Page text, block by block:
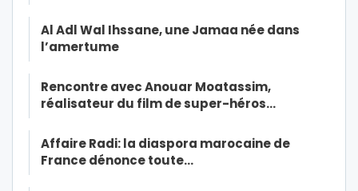
Al Adl Wal Ihssane, une Jamaa née dans
l’amertume
Rencontre avec Anouar Moatassim,
réalisateur du film de super-héros…
Affaire Radi: la diaspora marocaine de
France dénonce toute…